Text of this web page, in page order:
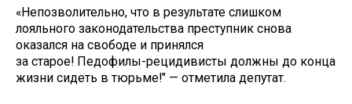
«Непозволительно, что в результате слишком
лояльного законодательства преступник снова
оказался на свободе и принялся
за старое! Педофилы-рецидивисты должны до конца
жизни сидеть в тюрьме!" — отметила депутат.